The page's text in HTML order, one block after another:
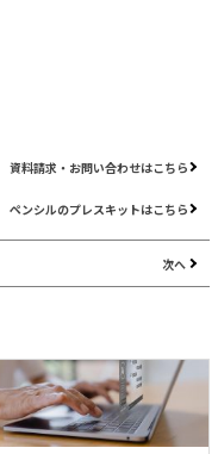
資料請求・お問い合わせはこちら
ペンシルのプレスキットはこちら
次へ